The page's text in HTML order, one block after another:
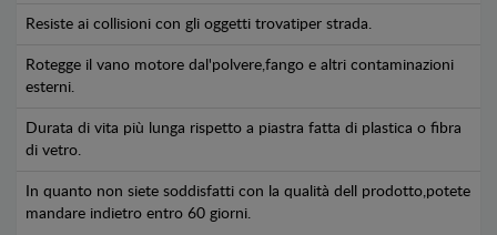
Resiste ai collisioni con gli oggetti trovatiper strada.
Rotegge il vano motore dal'polvere,fango e altri contaminazioni
esterni.
Durata di vita più lunga rispetto a piastra fatta di plastica o fibra
di vetro.
In quanto non siete soddisfatti con la qualità dell prodotto,potete
mandare indietro entro 60 giorni.